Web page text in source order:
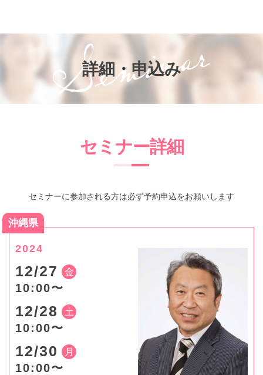
子供と家族の未来を考える会®
詳細・申込み
セミナー詳細
セミナーに参加される方は必ず予約申込をお願いします
沖縄県
2024
12/27 金
10:00〜
12/28 土
10:00〜
12/30 月
10:00〜